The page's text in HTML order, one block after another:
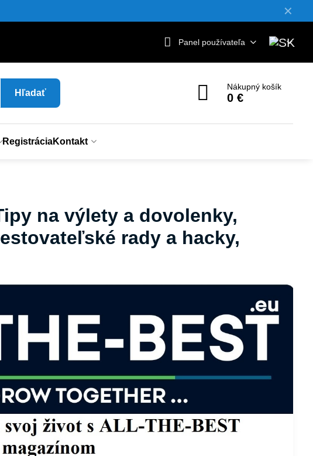
✕
Panel používateľa
Hľadať
Nákupný košík
0 €
RegistráciaKontakt
na výlety a dovolenky,
rady a hacky,